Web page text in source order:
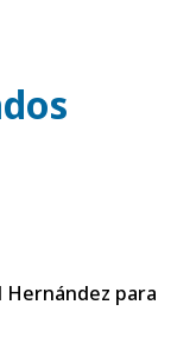
Hernández para